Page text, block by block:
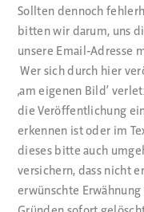
Sollten dennoch
bitten wir darum, uns
unsere Email-Adresse
Wer sich durch hier
‚am eigenen Bild‘
die Veröffentlichung
erkennen ist oder im
dieses bitte auch
versichern, dass nicht
erwünschte Erwähnung